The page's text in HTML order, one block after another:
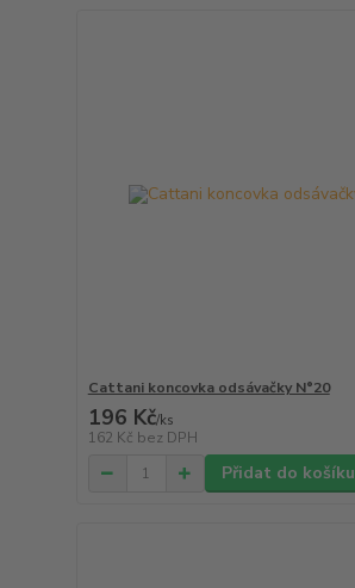
Cattani koncovka odsávačky N°20
196 Kč/ks
162 Kč bez DPH
Přidat do košíku